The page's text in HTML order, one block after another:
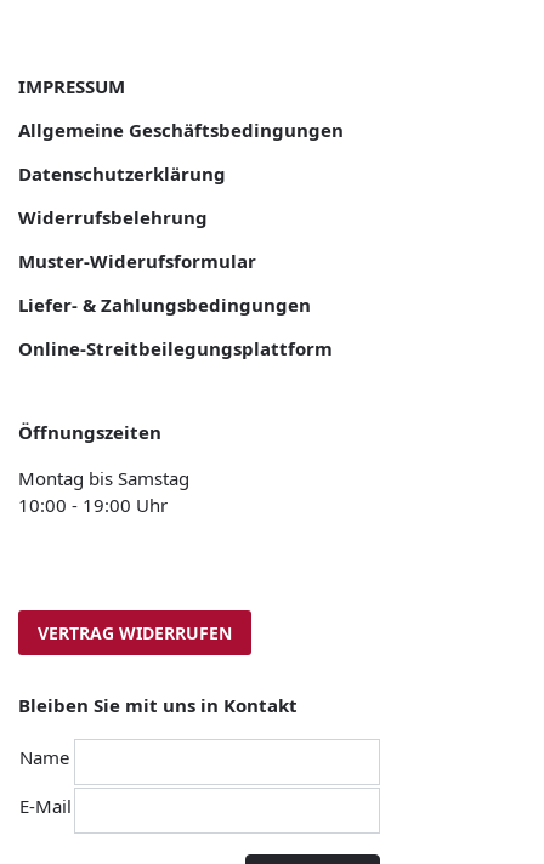
IMPRESSUM
Allgemeine Geschäftsbedingungen
Datenschutzerklärung
Widerrufsbelehrung
Muster-Widerufsformular
Liefer- & Zahlungsbedingungen
Online-Streitbeilegungsplattform
Öffnungszeiten
Montag bis Samstag
10:00 - 19:00 Uhr
VERTRAG WIDERRUFEN
Bleiben Sie mit uns in Kontakt
Name
E-Mail